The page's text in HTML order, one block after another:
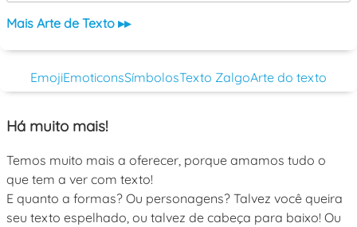
Mais Arte de Texto ▸▸
EmojiEmoticonsSímbolosTexto ZalgoArte do texto
Há muito mais!
Temos muito mais a oferecer, porque amamos tudo o
que tem a ver com texto!
E quanto a formas? Ou personagens? Talvez você queira
seu texto espelhado, ou talvez de cabeça para baixo! Ou